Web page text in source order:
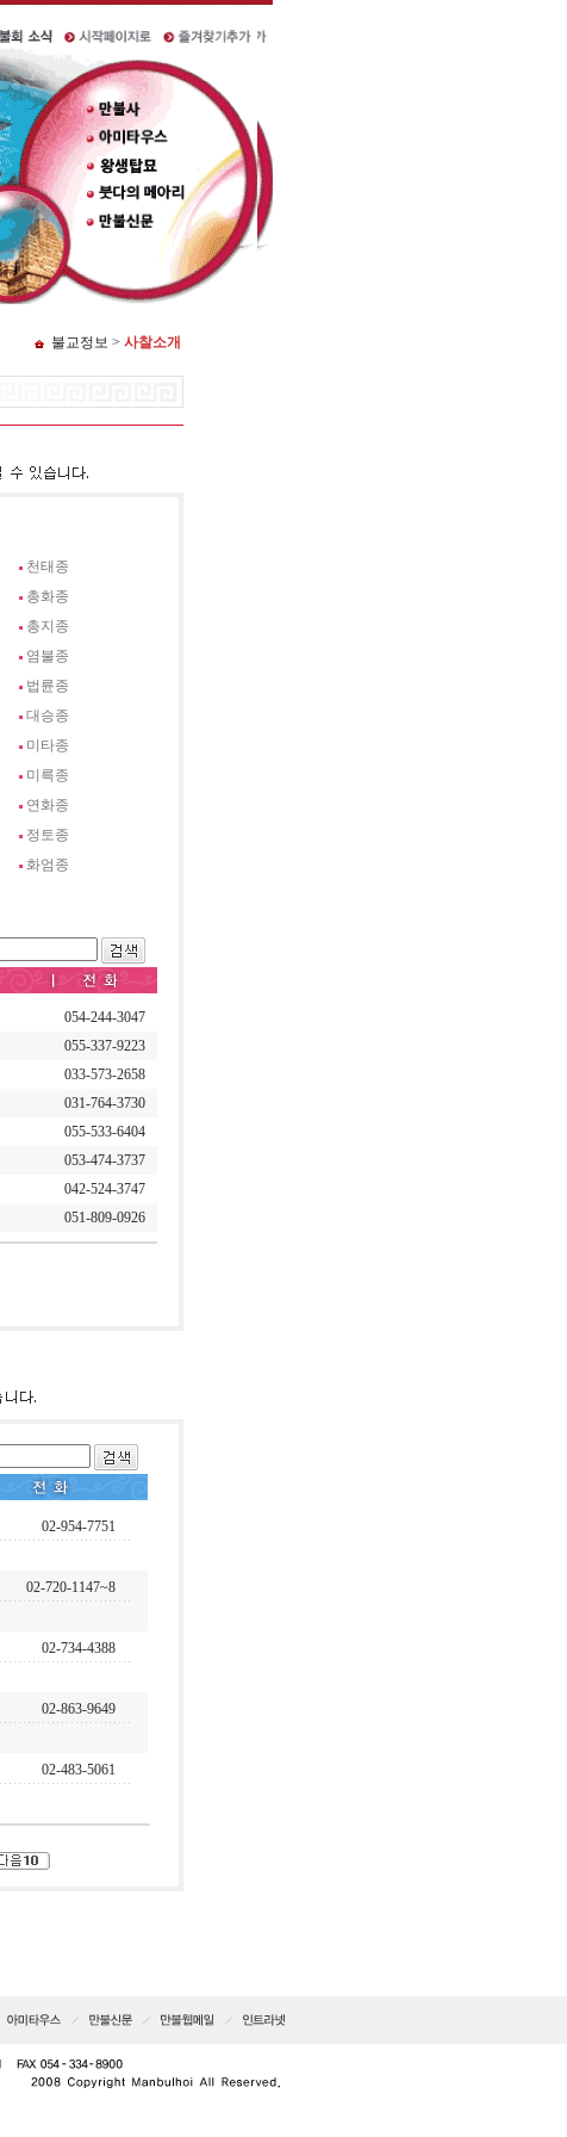
불교정보 > 사찰소개
천태종
총화종
총지종
염불종
법륜종
대승종
미타종
미륵종
연화종
정토종
화엄종
054-244-3047
055-337-9223
033-573-2658
031-764-3730
055-533-6404
053-474-3737
042-524-3747
051-809-0926
02-954-7751
02-720-1147~8
02-734-4388
02-863-9649
02-483-5061